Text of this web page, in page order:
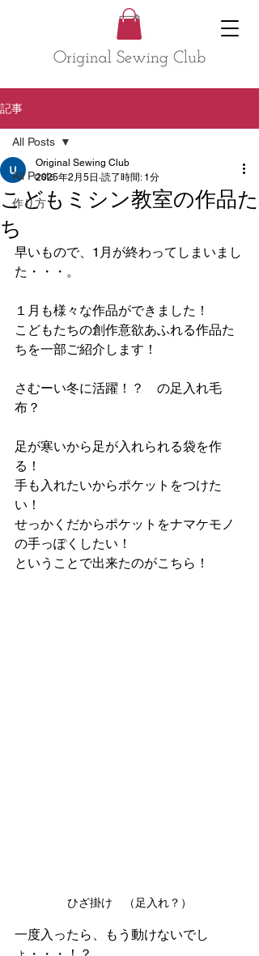
記事
All Posts
作り方
All Posts
こどもミシン教室の作品た
ち
Original Sewing Club
2025年2月5日 読了時間: 1分
早いもので、1月が終わってしまいまし
た・・・。
１月も様々な作品ができました！
こどもたちの創作意欲あふれる作品た
ちを一部ご紹介します！
さむーい冬に活躍！？　の足入れ毛
布？
足が寒いから足が入れられる袋を作
る！
手も入れたいからポケットをつけた
い！
せっかくだからポケットをナマケモノ
の手っぽくしたい！
ということで出来たのがこちら！
ひざ掛け　（足入れ？）
一度入ったら、もう動けないでし